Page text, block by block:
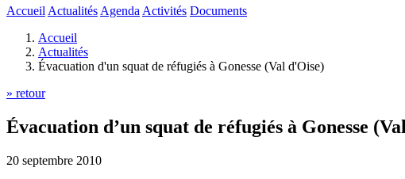
Accueil Actualités Agenda Activités Documents
Accueil
Actualités
Évacuation d'un squat de réfugiés à Gonesse (Val d'Oise)
» retour
Évacuation d’un squat de réfugiés à Gonesse
20 septembre 2010